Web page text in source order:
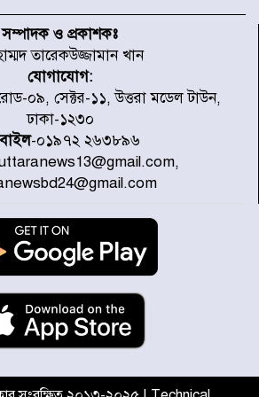
উদ্যোগে উত্তরা ১৩ নং সেক্টর-এ
পরিষ্কার-পরিচ্ছন্নতা অভিযান
ডিএমপির অভিযানে ২৪ ঘণ্টায় গ্রেপ্তার
৫০৪, উদ্ধার মাদক-অস্ত্র
সন্দ্বীপের চরে বিপদে পড়া কচ্ছপ উদ্ধার
সাগরে অবমুক্ত
মাতারবাড়ী পৌঁছে নির্ধারিত কর্মসূচিতে
যোগ দিয়েছেন প্রধানমন্ত্রী
জাতীয় সাংবাদিক সংস্থার পিরোজপুর
জেলা কমিটি অনুমোদন
সম্পাদক ও প্রকাশকঃ
তারেকউজ্জামান খান
যোগাযোগ:
০৯, সেক্টর-১১, উত্তরা মডেল টাউন,
ঢাকা-১২৩০
-০১৯৭২ ২৬৩৮৯৬